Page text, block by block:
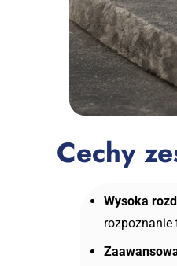
Cechy
Wysoka
rozpoznanie